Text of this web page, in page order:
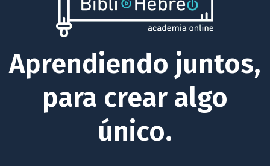
Aprendiendo juntos,
para crear algo
único.